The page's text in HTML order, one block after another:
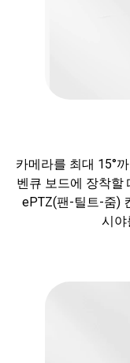
카메라를 최대 15°
벤큐 보드에 장착할
ePTZ(팬-틸트-줌)
시야